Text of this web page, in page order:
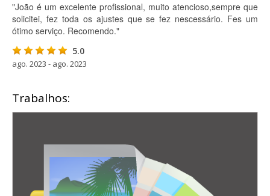
"João é um excelente profissional, muito atencioso,sempre que
solicitei, fez toda os ajustes que se fez nescessário. Fes um
ótimo serviço. Recomendo."
5.0
ago. 2023 - ago. 2023
Trabalhos: